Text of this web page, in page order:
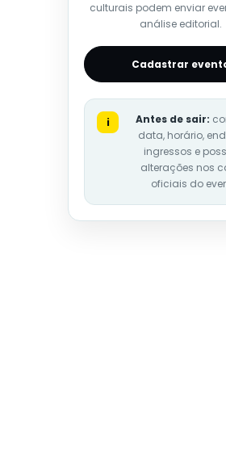
culturais podem enviar
análise editorial.
Cadastrar
i Antes de sair:
data, horário,
ingressos e
alterações nos
oficiais do